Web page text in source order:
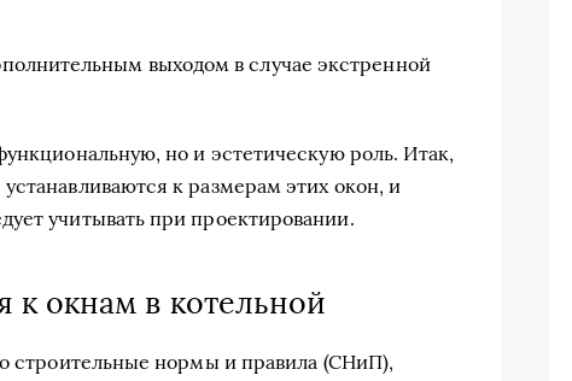
выходом в случае экстренной
но и эстетическую роль. Итак,
к размерам этих окон, и
учитывать при проектировании.
к окнам в котельной
строительные нормы и правила (СНиП),